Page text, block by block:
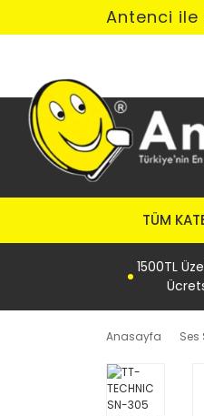
Antenci ile
TÜM
1500TL
Anasayfa Ses